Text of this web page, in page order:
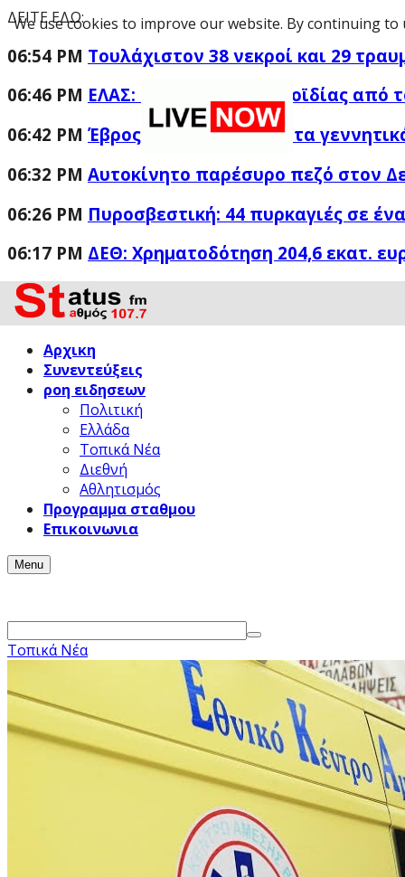
ΔΕΙΤΕ ΕΔΩ:
06:54 PM Τουλάχιστον 38 νεκροί και 29
06:46 PM ΕΛΑΣ: «Βιομηχανία κοροϊδίας από
06:42 PM Έβρος: Άνδρας έδειχνε τα
06:32 PM Αυτοκίνητο παρέσυρο πεζό στον
06:26 PM Πυροσβεστική: 44 πυρκαγιές σε
06:17 PM ΔΕΘ: Χρηματοδότηση 204,6 εκατ.
Αρχικη
Συνεντεύξεις
ροη ειδησεων
Πολιτική
Ελλάδα
Τοπικά Νέα
Διεθνή
Αθλητισμός
Προγραμμα σταθμου
Επικοινωνια
Menu
Τοπικά Νέα
We use cookies to improve our website. By continuing